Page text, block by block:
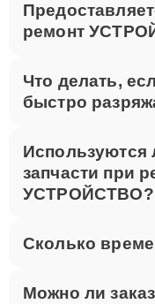
ремонт
Что делать,
быстро
Используются
запчасти при
УСТРОЙСТВО?
Сколько
Можно ли